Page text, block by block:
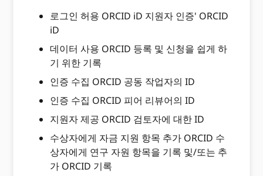
로그인 허용 ORCID iD 지원자 인증' ORCID
iD
데이터 사용 ORCID 등록 및 신청을 쉽게 하
기 위한 기록
인증 수집 ORCID 공동 작업자의 ID
인증 수집 ORCID 피어 리뷰어의 ID
지원자 제공 ORCID 검토자에 대한 ID
수상자에게 자금 지원 항목 추가 ORCID 수
상자에게 연구 자원 항목을 기록 및/또는 추
가 ORCID 기록